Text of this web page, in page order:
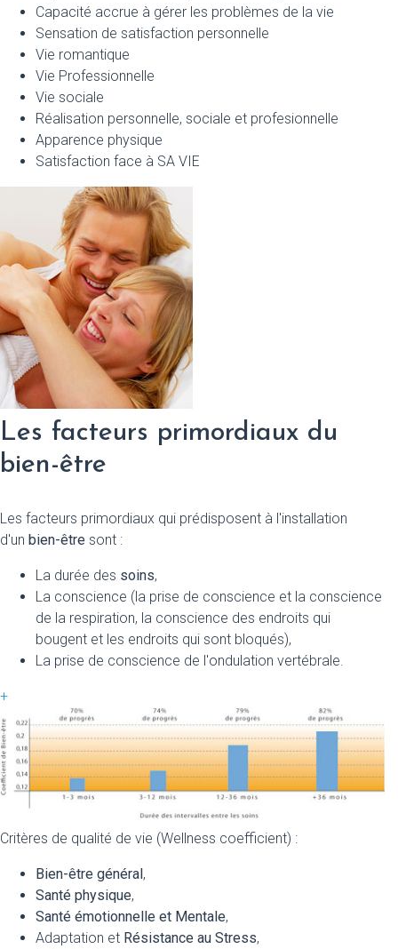
Capacité accrue à gérer les problèmes de la vie
Sensation de satisfaction personnelle
Vie romantique
Vie Professionnelle
Vie sociale
Réalisation personnelle, sociale et profesionnelle
Apparence physique
Satisfaction face à SA VIE
Les facteurs primordiaux du
bien-être
Les facteurs primordiaux qui prédisposent à l'installation
d'un bien-être sont :
La durée des soins,
La conscience (la prise de conscience et la conscience
de la respiration, la conscience des endroits qui
bougent et les endroits qui sont bloqués),
La prise de conscience de l'ondulation vertébrale.
+
Critères de qualité de vie (Wellness coefficient) :
Bien-être général,
Santé physique,
Santé émotionnelle et Mentale,
Adaptation et Résistance au Stress,